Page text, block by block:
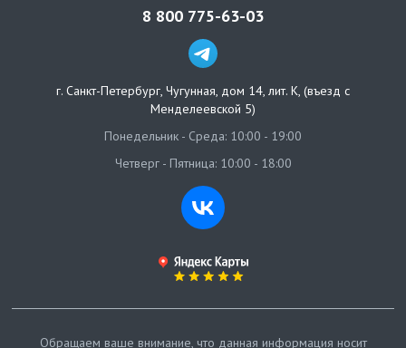
8 800 775-63-03
г. Санкт-Петербург, Чугунная, дом 14, лит. К, (въезд с
Менделеевской 5)
Понедельник - Среда: 10:00 - 19:00
Четверг - Пятница: 10:00 - 18:00
Обращаем ваше внимание, что данная информация носит